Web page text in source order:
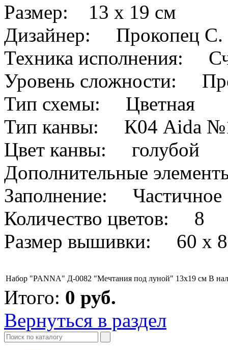
Размер: 13 x 19 см
Дизайнер: Прокопец С.
Техника исполнения:
Уровень сложности:
Тип схемы: Цветная
Тип канвы: К04 Aida
Цвет канвы: голубой
Дополнительные
Заполнение: Частичное
Количество цветов: 8
Размер вышивки: 60 х
Набор "PANNA" Д-0082 "Мечтания под луной" 13х19 см В
Итого: 0 руб.
Вернуться в раздел